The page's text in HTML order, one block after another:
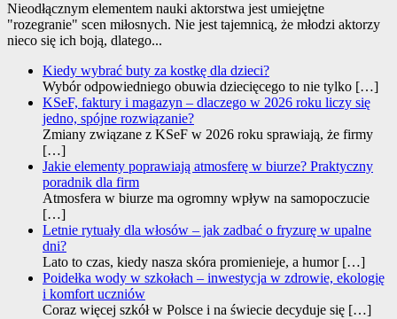
Nieodłącznym elementem nauki aktorstwa jest umiejętne
"rozegranie" scen miłosnych. Nie jest tajemnicą, że młodzi aktorzy
nieco się ich boją, dlatego...
Kiedy wybrać buty za kostkę dla dzieci?
Wybór odpowiedniego obuwia dziecięcego to nie tylko […]
KSeF, faktury i magazyn – dlaczego w 2026 roku liczy się
jedno, spójne rozwiązanie?
Zmiany związane z KSeF w 2026 roku sprawiają, że firmy
[…]
Jakie elementy poprawiają atmosferę w biurze? Praktyczny
poradnik dla firm
Atmosfera w biurze ma ogromny wpływ na samopoczucie
[…]
Letnie rytuały dla włosów – jak zadbać o fryzurę w upalne
dni?
Lato to czas, kiedy nasza skóra promienieje, a humor […]
Poidełka wody w szkołach – inwestycja w zdrowie, ekologię
i komfort uczniów
Coraz więcej szkół w Polsce i na świecie decyduje się […]